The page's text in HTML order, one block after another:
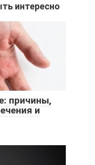
интересно
причины,
и